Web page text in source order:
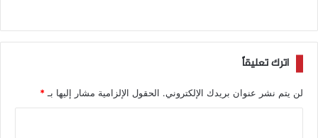
اترك تعليقاً
لن يتم نشر عنوان بريدك الإلكتروني. الحقول الإلزامية مشار إليها بـ *